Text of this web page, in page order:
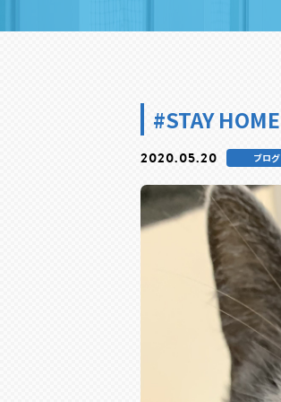
#STAY HOME
2020.05.20 ブログ